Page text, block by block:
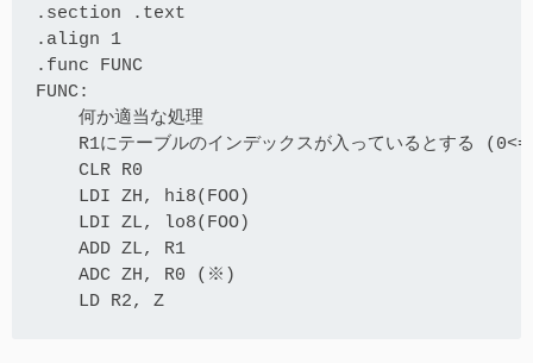
.section .text
.align 1
.func FUNC
FUNC:
    何か適当な処理
R1にテーブルのインデックスが入っているとする
    CLR R0
    LDI ZH, hi8(FOO)
    LDI ZL, lo8(FOO)
    ADD ZL, R1
    ADC ZH, R0 (※)
    LD R2, Z